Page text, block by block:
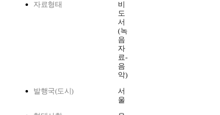
자료형태
비
도
서
(녹
음
자
료-
음
악)
발행국(도시)
서
울